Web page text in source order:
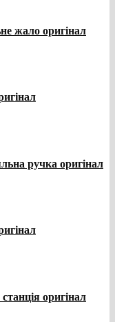
жало оригінал
ручка оригінал
оригінал